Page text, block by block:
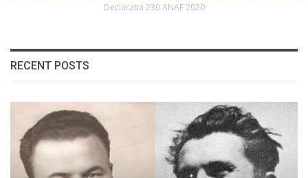
Declaratia 230 ANAF 2020
RECENT POSTS